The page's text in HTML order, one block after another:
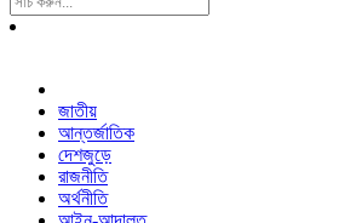
For:
জাতীয়
আন্তর্জাতিক
দেশজুড়ে
রাজনীতি
অর্থনীতি